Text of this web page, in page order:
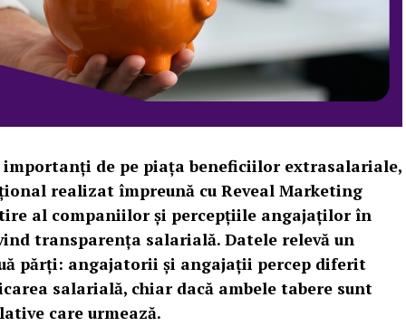
de pe piața beneficiilor extrasalariale,
realizat împreună cu Reveal Marketing
al companiilor și percepțiile angajaților în
transparența salarială. Datele relevă un
părți: angajatorii și angajații percep diferit
salarială, chiar dacă ambele tabere sunt
care urmează.